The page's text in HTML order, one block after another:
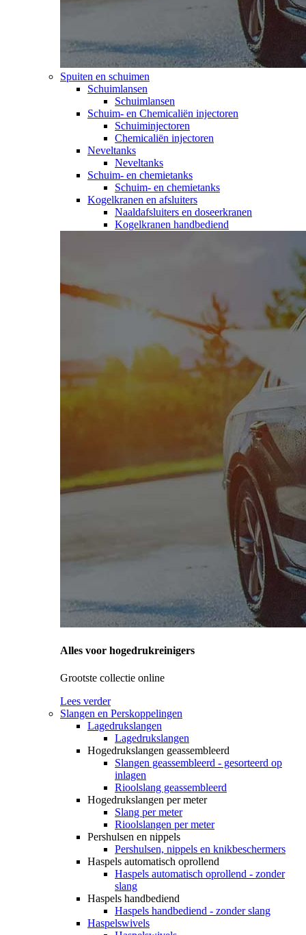
Spuiten en schuimen
Schuimlansen
Schuimlansen
Schuim- en Chemicaliën injectoren
Schuiminjectoren
Chemicaliën injectoren
Neveltanks
Neveltanks
Schuim- en chemietanks
Schuim- en chemietanks
Kogelkranen en afsluiters
Naaldafsluiters en doseerkranen
Kogelkranen handbediend
Alles voor hogedrukreinigers
Grootste collectie online
Lees verder
Slangen en Perskoppelingen
Lagedrukslangen
Lagedrukslangen
Hogedrukslangen geassembleerd
Slangen geassembleerd - gesorteerd op
inlagen
Rioolslang geassembleerd
Hogedrukslangen per meter
Slang per meter
Rioolslangen per meter
Pershulsen en nippels
Pershulsen, nippels en knikbeschermers
Haspels automatisch oprollend
Haspels automatisch oprollend - zonder
slang
Haspels handbediend
Haspels handbediend - zonder slang
Haspelswivels